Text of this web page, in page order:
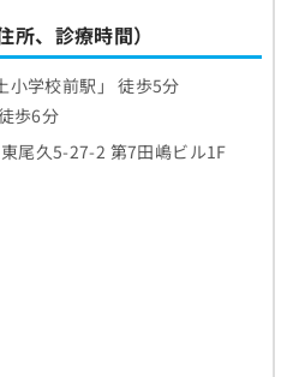
ぜんとつ）
うごう）
同意
るときの歯みがき方法
テーナーの役割
、診療時間）
小学校前駅」 徒歩5分
歩6分
尾久5-27-2 第7田嶋ビル1F